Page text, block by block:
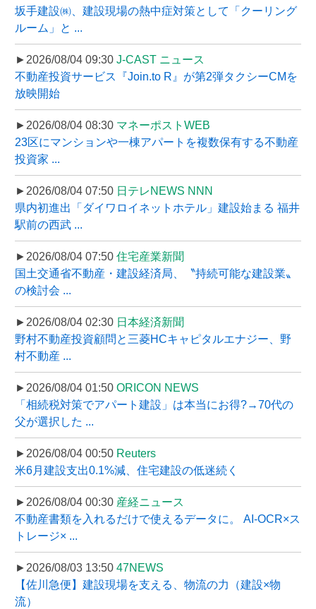
坂手建設㈱、建設現場の熱中症対策として「クーリング
ルーム」と ...
►2026/08/04 09:30 J-CAST ニュース
不動産投資サービス『Join.to R』が第2弾タクシーCMを
放映開始
►2026/08/04 08:30 マネーポストWEB
23区にマンションや一棟アパートを複数保有する不動産
投資家 ...
►2026/08/04 07:50 日テレNEWS NNN
県内初進出「ダイワロイネットホテル」建設始まる 福井
駅前の西武 ...
►2026/08/04 07:50 住宅産業新聞
国土交通省不動産・建設経済局、〝持続可能な建設業〟
の検討会 ...
►2026/08/04 02:30 日本経済新聞
野村不動産投資顧問と三菱HCキャピタルエナジー、野
村不動産 ...
►2026/08/04 01:50 ORICON NEWS
「相続税対策でアパート建設」は本当にお得?→70代の
父が選択した ...
►2026/08/04 00:50 Reuters
米6月建設支出0.1%減、住宅建設の低迷続く
►2026/08/04 00:30 産経ニュース
不動産書類を入れるだけで使えるデータに。 AI-OCR×ス
トレージ× ...
►2026/08/03 13:50 47NEWS
【佐川急便】建設現場を支える、物流の力（建設×物
流）